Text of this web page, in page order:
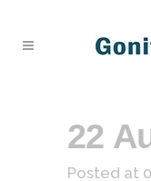
22
Posted at